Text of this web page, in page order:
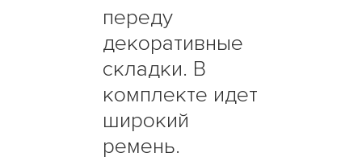
переду
декоративные
складки. В
комплекте идет
широкий
ремень.